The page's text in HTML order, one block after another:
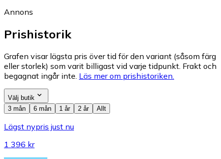
Annons
Prishistorik
Grafen visar lägsta pris över tid för den variant (såsom färg
eller storlek) som varit billigast vid varje tidpunkt. Frakt och
begagnat ingår inte. Läs mer om prishistoriken.
Välj butik
3 mån
6 mån 1 år 2 år Allt
Lägst nypris just nu
1 396 kr